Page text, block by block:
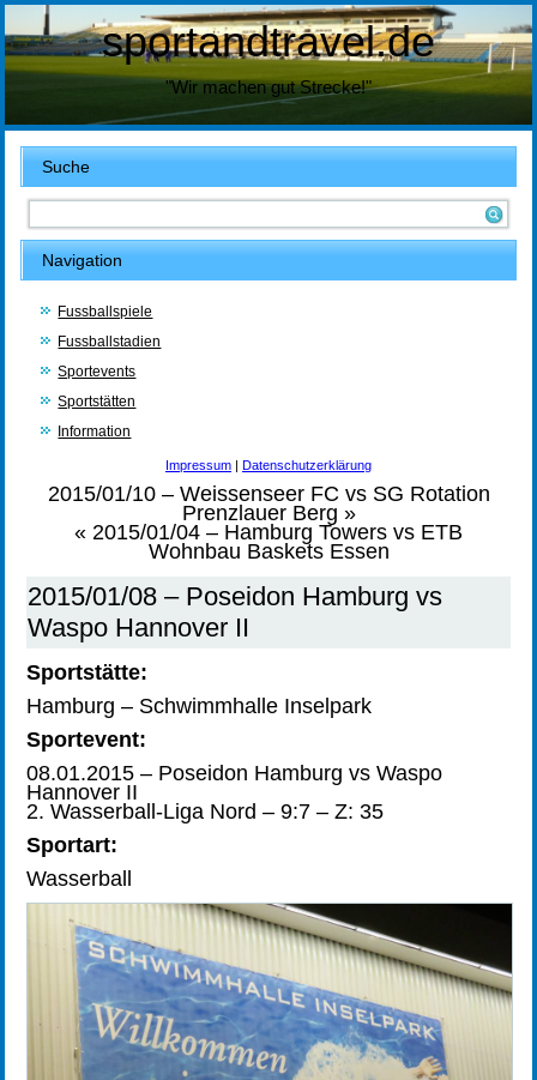
sportandtravel.de
"Wir machen gut Strecke!"
Suche
Navigation
Fussballspiele
Fussballstadien
Sportevents
Sportstätten
Information
Impressum | Datenschutzerklärung
2015/01/10 – Weissenseer FC vs SG Rotation
Prenzlauer Berg »
« 2015/01/04 – Hamburg Towers vs ETB
Wohnbau Baskets Essen
2015/01/08 – Poseidon Hamburg vs
Waspo Hannover II
Sportstätte:
Hamburg – Schwimmhalle Inselpark
Sportevent:
08.01.2015 – Poseidon Hamburg vs Waspo
Hannover II
2. Wasserball-Liga Nord – 9:7 – Z: 35
Sportart:
Wasserball